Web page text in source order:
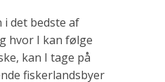
i det bedste af
hvor I kan følge
kan I tage på
fiskerlandsbyer